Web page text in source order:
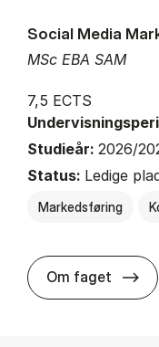
MSc EBA SAM
Social Media
7,5 ECTS
Studieår: 2026/
Status: Ledige
Markedsføring
Om faget